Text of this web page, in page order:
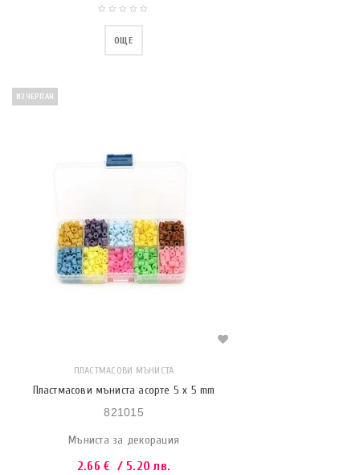
ОЩЕ
ИЗЧЕРПАН
ПЛАСТМАСОВИ МЪНИСТА
Пластмасови мъниста асорте 5 x 5 mm
821015
Мъниста за декорация
2.66€ / 5.20 лв.